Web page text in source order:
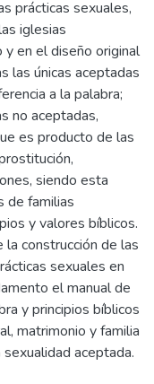
prácticas sexuales,
iglesias
en el diseño original
las únicas aceptadas
a la palabra;
no aceptadas,
es producto de las
siendo esta
de familias
y valores bíblicos.
construcción de las
sexuales en
el manual de
y principios bíblicos
matrimonio y familia
aceptada.